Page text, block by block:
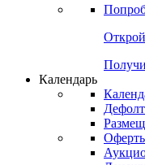
Календарь